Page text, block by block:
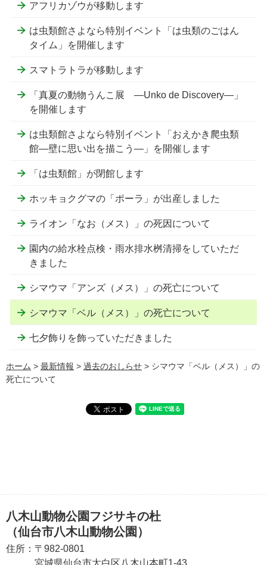
アフリカゾウが移動します
は虫類館さよなら特別イベント「は虫類のごはん
タイム」を開催します
スマトラトラが移動します
「真夏の動物うんこ展 ―Unko de Discovery―」
を開催します
は虫類館さよなら特別イベント「おえかき爬虫類
館―壁に思い出を描こう―」を開催します
「は虫類館」が閉館します
ホッキョクグマの「ポーラ」が出産しました
ライオン「なお（メス）」の死因について
園内の給水栓点検・雨水排水桝清掃をしていただ
きました
シマウマ「アンズ（メス）」の死亡について
シマウマ「ベル（メス）」の死亡について
七夕飾りを飾っていただきました
ホーム > 最新情報 > 過去のおしらせ > シマウマ「ベル（メス）」の
死亡について
八木山動物公園フジサキの杜
（仙台市八木山動物公園）
住所： 〒982-0801